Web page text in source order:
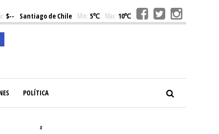
$-- Santiago de Chile Min: 5℃ Max: 10℃
POLÍTICA
#